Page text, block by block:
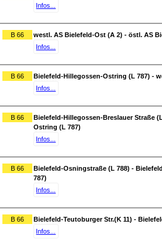
Infos...
B 66
westl. AS Bielefeld-Ost (A 2) - östl. AS
Infos...
B 66
Bielefeld-Hillegossen-Ostring (L 787) -
Infos...
B 66
Bielefeld-Hillegossen-Breslauer Straße
Ostring (L 787)
Infos...
B 66
Bielefeld-Osningstraße (L 788) -
787)
Infos...
B 66
Bielefeld-Teutoburger Str.(K 11) -
Infos...